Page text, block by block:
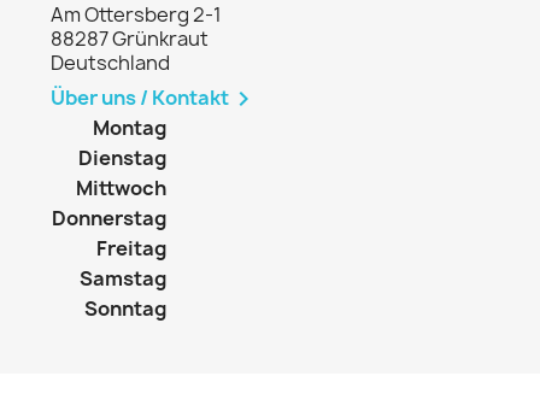
Am Ottersberg 2-1
88287 Grünkraut
Deutschland
Über uns / Kontakt 
Montag
Dienstag
Mittwoch
Donnerstag
Freitag
Samstag
Sonntag